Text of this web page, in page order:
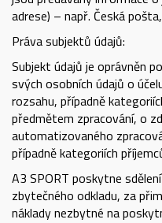
adrese) – např. Česká
Práva subjektů údajů:
Subjekt údajů je oprávněn
svých osobních údajů o
rozsahu, případně
předmětem zpracování, o
automatizovaného
případně kategoriích
A3 SPORT poskytne
zbytečného odkladu, za
náklady nezbytné na